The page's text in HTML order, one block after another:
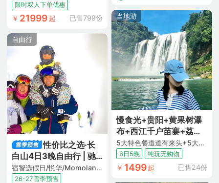
限时双人下单优惠
￥ 21999 起 已售799份
自由行
性价比之选·长
白山4日3晚自由行 | 驰
骋纯白滑雪场
宿智选假日/悦华/Momoland酒店（双早+日场滑雪票+汉拿山温泉票+限时水乐园+限时娱雪乐园门票+当地接送机+BOOMi一日营）
26-27雪季预售
得性价比高，行程是我
想去的地方，小周也热
情的介绍一了一下，所
以果断报名。9位小伙伴
结伴出游，一路欢身笑
语，彭导游服务也可
以，不厌其烦的解说和
服务大家。为春秋点
赞。"
当地游
慢食光+贵阳+黄果树瀑
布+西江千户苗寨+荔波
小七孔+梵净山+镇远古
城6日5晚跟团游
5大特色餐道道有来头+5大核心景点一次玩遍不留遗憾+4晚4钻酒店+1晚西江苗寨内特色民宿+赠观景雨衣+苗药足浴包+非遗蜡染 DIY+特色伴手礼+ 纯玩0购物0车销
6日5晚 纯玩无购物
￥ 1499起 已售24份